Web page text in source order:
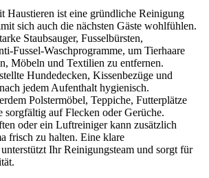
Haustieren ist eine gründliche Reinigung
sich auch die nächsten Gäste wohlfühlen.
Staubsauger, Fusselbürsten,
Fussel-Waschprogramme, um Tierhaare
Möbeln und Textilien zu entfernen.
Hundedecken, Kissenbezüge und
jedem Aufenthalt hygienisch.
Polstermöbel, Teppiche, Futterplätze
sorgfältig auf Flecken oder Gerüche.
oder ein Luftreiniger kann zusätzlich
frisch zu halten. Eine klare
Ihr Reinigungsteam und sorgt für